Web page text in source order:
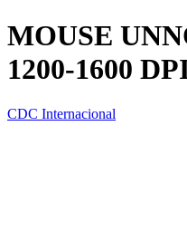
MOUSE
1200-1600
CDC Internacional